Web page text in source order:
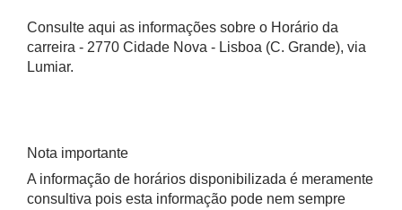
Consulte aqui as informações sobre o Horário da
carreira - 2770 Cidade Nova - Lisboa (C. Grande), via
Lumiar.
Nota importante
A informação de horários disponibilizada é meramente
consultiva pois esta informação pode nem sempre